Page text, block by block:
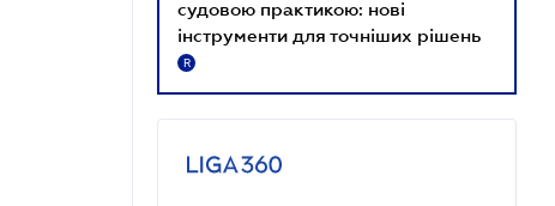
судовою практикою: нові
інструменти для точніших рішень
R